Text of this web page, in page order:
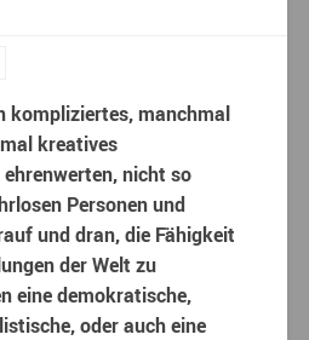
kompliziertes, manchmal
kreatives
nicht so
Personen und
und dran, die Fähigkeit
der Welt zu
eine demokratische,
oder auch eine